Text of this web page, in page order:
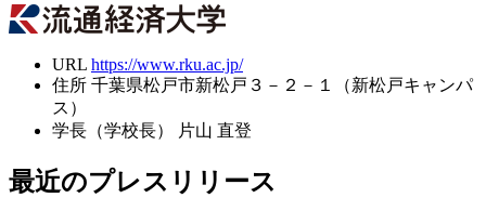
URL https://www.rku.ac.jp/
住所 千葉県松戸市新松戸３－２－１（新松戸キャンパ
ス）
学長（学校長）
片山 直登
最近のプレスリリース